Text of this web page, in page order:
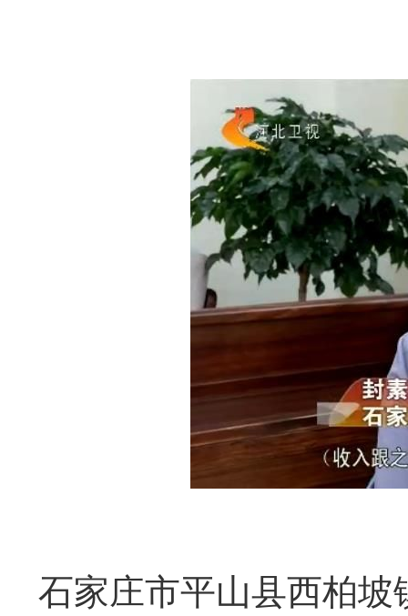
石家庄市平山县西柏坡